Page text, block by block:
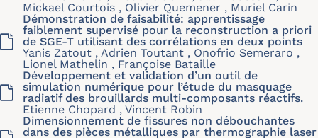
Mickael Courtois , Olivier Quemener , Muriel Carin
Démonstration de faisabilité: apprentissage
faiblement supervisé pour la reconstruction a priori
de SGE-T utilisant des corrélations en deux points
Yanis Zatout , Adrien Toutant , Onofrio Semeraro ,
Lionel Mathelin , Françoise Bataille
Développement et validation d’un outil de
simulation numérique pour l’étude du masquage
radiatif des brouillards multi-composants réactifs.
Etienne Chopard , Vincent Robin
Dimensionnement de fissures non débouchantes
dans des pièces métalliques par thermographie laser